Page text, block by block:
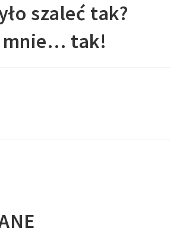
szaleć tak?
mnie… tak!